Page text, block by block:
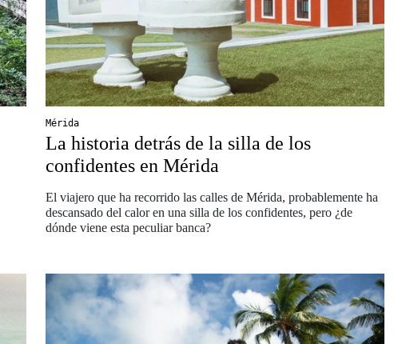
Mérida
La historia detrás de la silla de los
confidentes en Mérida
El viajero que ha recorrido las calles de Mérida, probablemente ha
descansado del calor en una silla de los confidentes, pero ¿de
dónde viene esta peculiar banca?